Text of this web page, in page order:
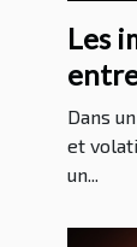
Les
Dans
et
un...